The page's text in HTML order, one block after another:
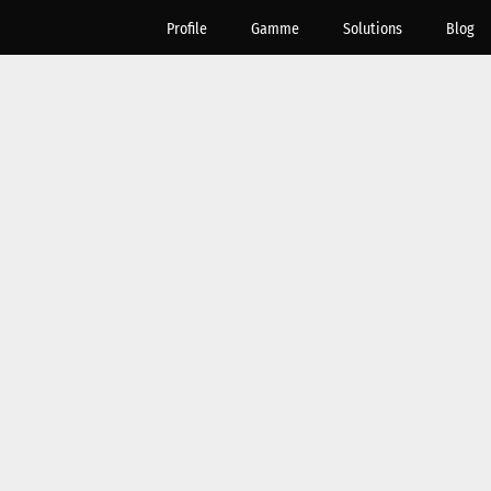
Profile Gamme Solutions Blog